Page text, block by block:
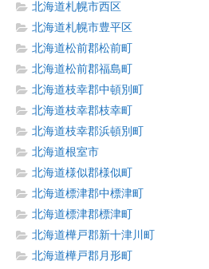
北海道札幌市西区
北海道札幌市豊平区
北海道松前郡松前町
北海道松前郡福島町
北海道枝幸郡中頓別町
北海道枝幸郡枝幸町
北海道枝幸郡浜頓別町
北海道根室市
北海道様似郡様似町
北海道標津郡中標津町
北海道標津郡標津町
北海道樺戸郡新十津川町
北海道樺戸郡月形町